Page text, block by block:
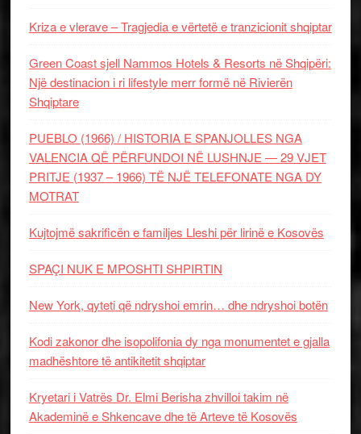
Kriza e vlerave – Tragjedia e vërtetë e tranzicionit shqiptar
Green Coast sjell Nammos Hotels & Resorts në Shqipëri:
Një destinacion i ri lifestyle merr formë në Rivierën
Shqiptare
PUEBLO (1966) / HISTORIA E SPANJOLLES NGA
VALENCIA QË PËRFUNDOI NË LUSHNJE — 29 VJET
PRITJE (1937 – 1966) TË NJË TELEFONATE NGA DY
MOTRAT
Kujtojmë sakrificën e familjes Lleshi për lirinë e Kosovës
SPAÇI NUK E MPOSHTI SHPIRTIN
New York, qyteti që ndryshoi emrin… dhe ndryshoi botën
Kodi zakonor dhe isopolifonia dy nga monumentet e gjalla
madhështore të antikitetit shqiptar
Kryetari i Vatrës Dr. Elmi Berisha zhvilloi takim në
Akademinë e Shkencave dhe të Arteve të Kosovës